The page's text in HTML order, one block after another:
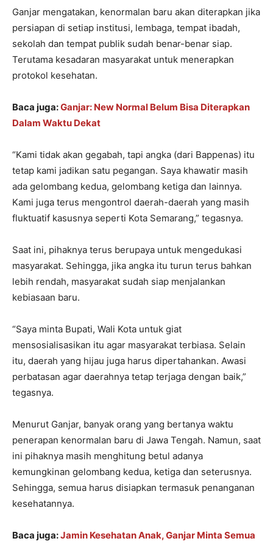
Ganjar mengatakan, kenormalan baru akan diterapkan jika
persiapan di setiap institusi, lembaga, tempat ibadah,
sekolah dan tempat publik sudah benar-benar siap.
Terutama kesadaran masyarakat untuk menerapkan
protokol kesehatan.
Baca juga:Ganjar: New Normal Belum Bisa Diterapkan
Dalam Waktu Dekat
“Kami tidak akan gegabah, tapi angka (dari Bappenas) itu
tetap kami jadikan satu pegangan. Saya khawatir masih
ada gelombang kedua, gelombang ketiga dan lainnya.
Kami juga terus mengontrol daerah-daerah yang masih
fluktuatif kasusnya seperti Kota Semarang,” tegasnya.
Saat ini, pihaknya terus berupaya untuk mengedukasi
masyarakat. Sehingga, jika angka itu turun terus bahkan
lebih rendah, masyarakat sudah siap menjalankan
kebiasaan baru.
“Saya minta Bupati, Wali Kota untuk giat
mensosialisasikan itu agar masyarakat terbiasa. Selain
itu, daerah yang hijau juga harus dipertahankan. Awasi
perbatasan agar daerahnya tetap terjaga dengan baik,”
tegasnya.
Menurut Ganjar, banyak orang yang bertanya waktu
penerapan kenormalan baru di Jawa Tengah. Namun, saat
ini pihaknya masih menghitung betul adanya
kemungkinan gelombang kedua, ketiga dan seterusnya.
Sehingga, semua harus disiapkan termasuk penanganan
kesehatannya.
Baca juga:Jamin Kesehatan Anak, Ganjar Minta Semua